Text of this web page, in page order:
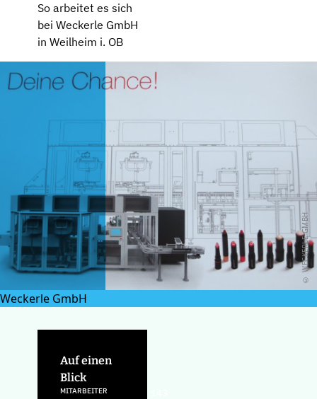
So arbeitet es sich
bei Weckerle GmbH
in Weilheim i. OB
© WECKERLE GMBH
Weckerle GmbH
Auf einen
Blick
MITARBEITER